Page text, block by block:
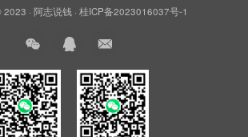
· 阿志说钱· 桂ICP备2023016037号-1